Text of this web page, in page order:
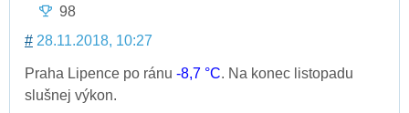
98
# 28.11.2018, 10:27
Praha Lipence po ránu -8,7 °C. Na konec listopadu
slušnej výkon.